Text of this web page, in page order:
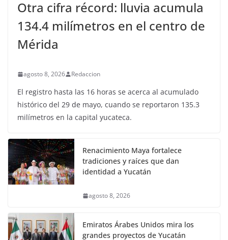
Otra cifra récord: lluvia acumula
134.4 milímetros en el centro de
Mérida
agosto 8, 2026 Redaccion
El registro hasta las 16 horas se acerca al acumulado
histórico del 29 de mayo, cuando se reportaron 135.3
milímetros en la capital yucateca.
Renacimiento Maya fortalece
tradiciones y raíces que dan
identidad a Yucatán
agosto 8, 2026
Emiratos Árabes Unidos mira los
grandes proyectos de Yucatán